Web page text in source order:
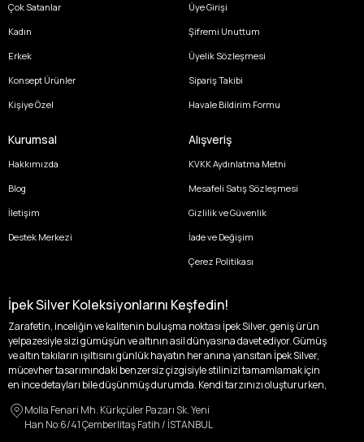
Çok Satanlar
Kadın
Erkek
Konsept Ürünler
Kişiye Özel
Üye Girişi
Şifremi Unuttum
Üyelik Sözleşmesi
Sipariş Takibi
Havale Bildirim Formu
Kurumsal
Hakkımızda
Blog
İletişim
Destek Merkezi
Alışveriş
KVKK Aydınlatma Metni
Mesafeli Satış Sözleşmesi
Gizlilik ve Güvenlik
İade ve Değişim
Çerez Politikası
İpek Silver Koleksiyonlarını Keşfedin!
Zarafetin, inceliğin ve kalitenin buluşma noktası İpek Silver, geniş ürün
yelpazesiyle sizi gümüşün ve altının asil dünyasına davet ediyor. Gümüş
ve altın takıların ışıltısını günlük hayatın her anına yansıtan İpek Silver,
mücevher tasarımındaki benzersiz çizgisiyle stilinizi tamamlamak için
en ince detayları bile düşünmüş durumda. Kendi tarzınızı oluştururken,
özgünlüğünüzü ön plana çıkaracak tasarımlarımızla tanışın.
Molla Fenari Mh. Kürkçüler Pazarı Sk. Yeni
Han No:6/41 Çemberlitaş Fatih / İSTANBUL